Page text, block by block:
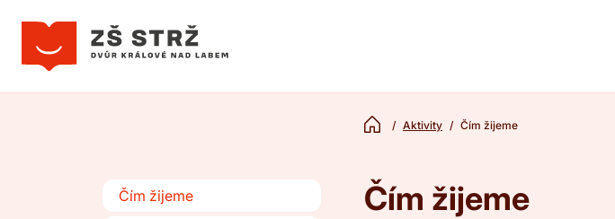
Aktivity Čím žijeme
Čím žijeme Čím žijeme